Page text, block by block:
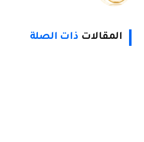
المقالات ذات الصلة